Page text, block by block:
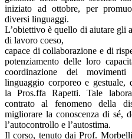
iniziato ad ottobre, per
diversi linguaggi.
L’obiettivo è quello di aiutare gli
di lavoro coeso,
capace di collaborazione e di
potenziamento delle loro
coordinazione dei
linguaggio corporeo e gestuale,
la Pros.ffa Rapetti. Tale
contrato al fenomeno della
migliorare la conoscenza di sé,
l’autocontrollo e l’autostima.
Il corso, tenuto dai Prof.